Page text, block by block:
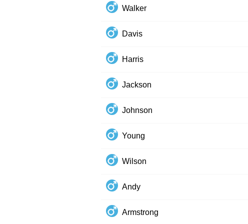
Walker
Davis
Harris
Jackson
Johnson
Young
Wilson
Andy
Armstrong